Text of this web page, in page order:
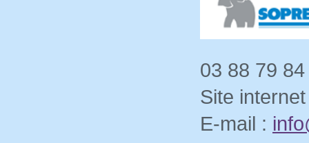
03 88 79
Site
E-mail :